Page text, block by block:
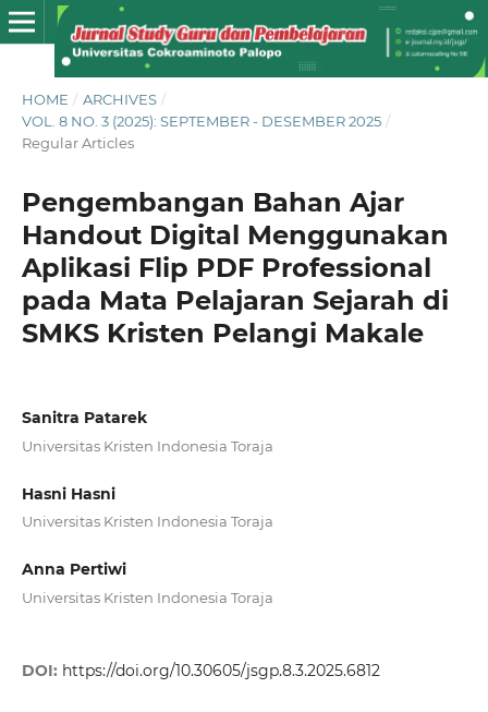
HOME / ARCHIVES /
VOL. 8 NO. 3 (2025): SEPTEMBER - DESEMBER 2025 /
Regular Articles
Pengembangan Bahan Ajar
Handout Digital Menggunakan
Aplikasi Flip PDF Professional
pada Mata Pelajaran Sejarah di
SMKS Kristen Pelangi Makale
Sanitra Patarek
Universitas Kristen Indonesia Toraja
Hasni Hasni
Universitas Kristen Indonesia Toraja
Anna Pertiwi
Universitas Kristen Indonesia Toraja
DOI: https://doi.org/10.30605/jsgp.8.3.2025.6812